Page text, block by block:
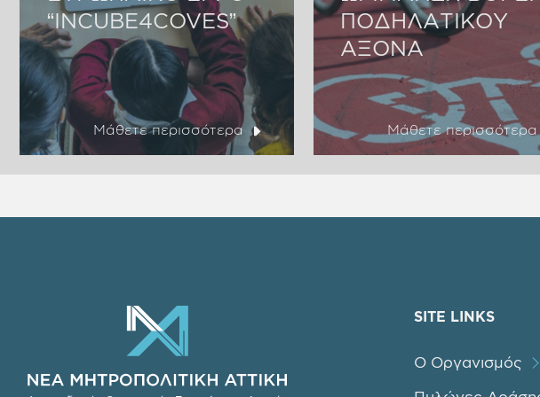
“INCUBE4COVES”
Μάθετε περισσότερα
ΠΟΔΗΛΑΤΙΚΟΥ
ΑΞΟΝΑ
Μάθετε περισσότερα
SITE LINKS
Ο Οργανισμός